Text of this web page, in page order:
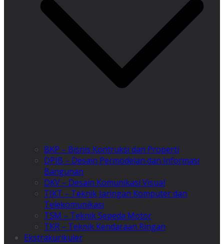
BKP – Bisnis Kontruksi dan Properti
DPIB – Desain Permodelan dan Informasi
Bangunan
DKV – Desain Komunikasi Visual
TJKT – Teknik Jaringan Komputer dan
Telekomunikasi
TSM – Teknik Sepeda Motor
TKR – Teknik Kendaraan Ringan
Ekstrakurikuler